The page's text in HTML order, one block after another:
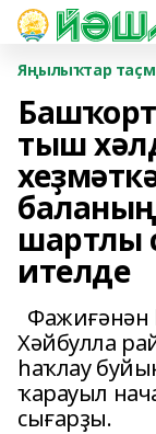
Яңылыҡтар
тыш
шартлы
ителде
Фажиғәнән
Хәйбулла
һаҡлау
ҡарауыл
сығарҙы.